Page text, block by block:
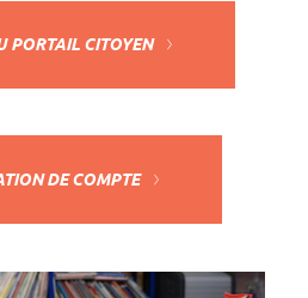
PORTAIL CITOYEN
DE COMPTE